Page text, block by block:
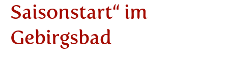
Saisonstart“ im
Gebirgsbad